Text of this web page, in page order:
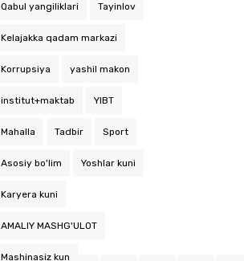
Qabul yangiliklari Tayinlov
Kelajakka qadam markazi
Korrupsiya yashil makon
institut+maktab YIBT
Mahalla Tadbir Sport
Asosiy bo'lim Yoshlar kuni
Karyera kuni
AMALIY MASHG'ULOT
Mashinasiz kun